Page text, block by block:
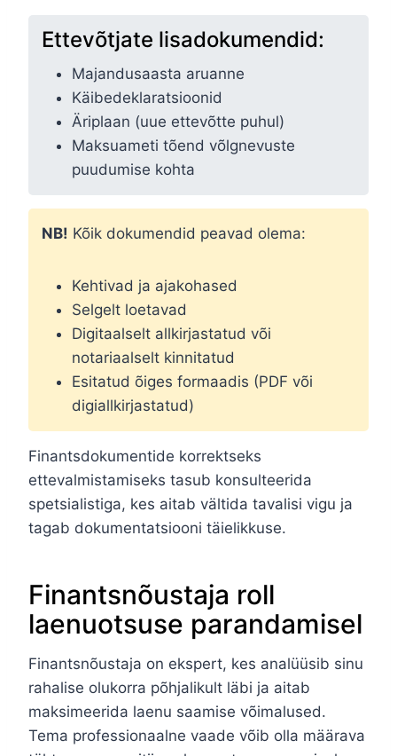
Ettevõtjate lisadokumendid:
Majandusaasta aruanne
Käibedeklaratsioonid
Äriplaan (uue ettevõtte puhul)
Maksuameti tõend võlgnevuste
puudumise kohta
NB! Kõik dokumendid peavad olema:
Kehtivad ja ajakohased
Selgelt loetavad
Digitaalselt allkirjastatud või
notariaalselt kinnitatud
Esitatud õiges formaadis (PDF või
digiallkirjastatud)
Finantsdokumentide korrektseks
ettevalmistamiseks tasub konsulteerida
spetsialistiga, kes aitab vältida tavalisi vigu ja
tagab dokumentatsiooni täielikkuse.
Finantsnõustaja roll
laenuotsuse parandamisel
Finantsnõustaja on ekspert, kes analüüsib sinu
rahalise olukorra põhjalikult läbi ja aitab
maksimeerida laenu saamise võimalused.
Tema professionaalne vaade võib olla määrava